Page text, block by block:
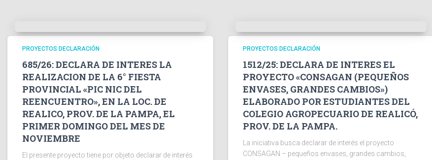
PROYECTOS DECLARACIÓN
685/26: DECLARA DE INTERES LA
REALIZACION DE LA 6° FIESTA
PROVINCIAL «PIC NIC DEL
REENCUENTRO», EN LA LOC. DE
REALICO, PROV. DE LA PAMPA, EL
PRIMER DOMINGO DEL MES DE
NOVIEMBRE
El presente proyecto tiene por objeto declarar de interés
PROYECTOS DECLARACIÓN
1512/25: DECLARA DE INTERES EL
PROYECTO «CONSAGAN (PEQUEÑOS
ENVASES, GRANDES CAMBIOS»)
ELABORADO POR ESTUDIANTES DEL
COLEGIO AGROPECUARIO DE REALICÓ,
PROV. DE LA PAMPA.
La iniciativa busca declarar de interés el proyecto
CONSAGAN – pequeños envases, grandes cambios,